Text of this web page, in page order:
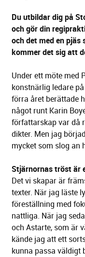
Du utbildar dig på
och gör din
och det med en pjäs
kommer det sig att
Under ett möte med
konstnärlig ledare
förra året berättade
något runt Karin
författarskap var då
dikter. Men jag
mycket som slog an
Stjärnornas tröst är
Det vi skapar är
texter. När jag läste
föreställning med
nattliga. När jag
och Astarte, som är
kände jag att ett
kunna passa väldigt